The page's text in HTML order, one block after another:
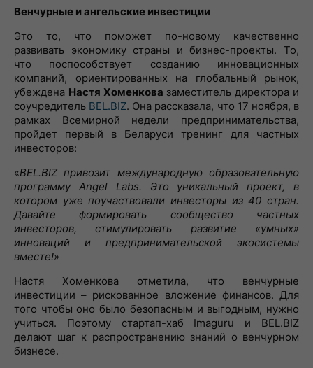
Венчурные и ангельские инвестиции
Это то, что поможет по-новому качественно
развивать экономику страны и бизнес-проекты. То,
что поспособствует созданию инновационных
компаний, ориентированных на глобальный рынок,
убеждена Настя Хоменкова заместитель директора и
соучредитель BEL.BIZ. Она рассказала, что 17 ноября, в
рамках Всемирной недели предпринимательства,
пройдет первый в Беларуси тренинг для частных
инвесторов:
«BEL.BIZ привозит международную образовательную
программу Angel Labs. Это уникальный проект, в
котором уже поучаствовали инвесторы из 40 стран.
Давайте формировать сообщество частных
инвесторов, стимулировать развитие «умных»
инноваций и предпринимательской экосистемы
вместе!»
Настя Хоменкова отметила, что венчурные
инвестиции – рискованное вложение финансов. Для
того чтобы оно было безопасным и выгодным, нужно
учиться. Поэтому стартап-хаб Imaguru и BEL.BIZ
делают шаг к распространению знаний о венчурном
бизнесе.